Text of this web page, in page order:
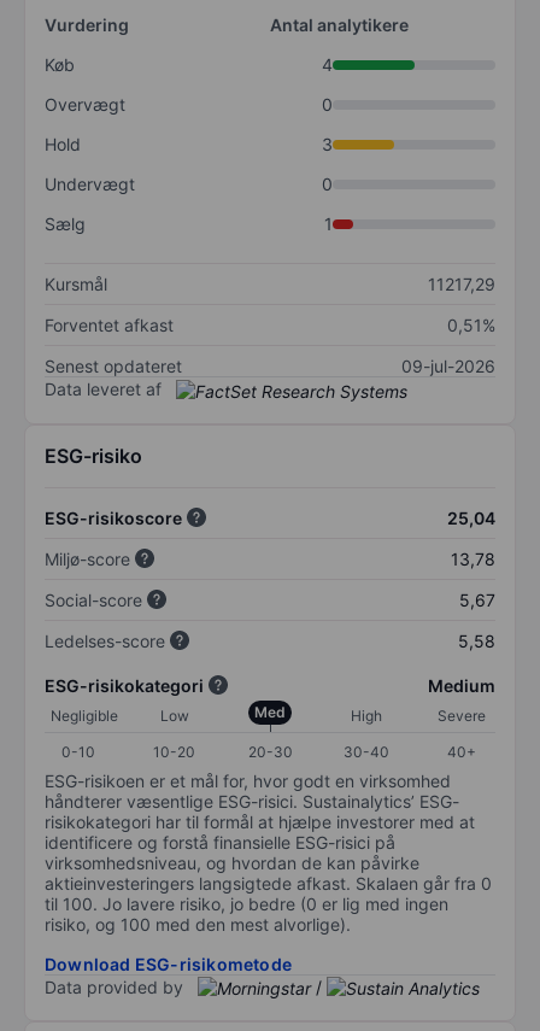
Vurdering
Antal analytikere
Køb
4
Overvægt
0
Hold
3
Undervægt
0
Sælg
1
Kursmål
11217,29
Forventet afkast
0,51%
Senest opdateret
09-jul-2026
Data leveret af
ESG-risiko
ESG-risikoscore
25,04
Miljø-score
13,78
Social-score
5,67
Ledelses-score
5,58
ESG-risikokategori Medium
Negligible Low Med High
Severe
0-10
10-20 20-30 30-40 40+
ESG-risikoen er et mål for, hvor godt en virksomhed
håndterer væsentlige ESG-risici. Sustainalytics’ ESG-
risikokategori har til formål at hjælpe investorer med at
identificere og forstå finansielle ESG-risici på
virksomhedsniveau, og hvordan de kan påvirke
aktieinvesteringers langsigtede afkast. Skalaen går fra 0
til 100. Jo lavere risiko, jo bedre (0 er lig med ingen
risiko, og 100 med den mest alvorlige).
Download ESG-risikometode
Data provided by
/